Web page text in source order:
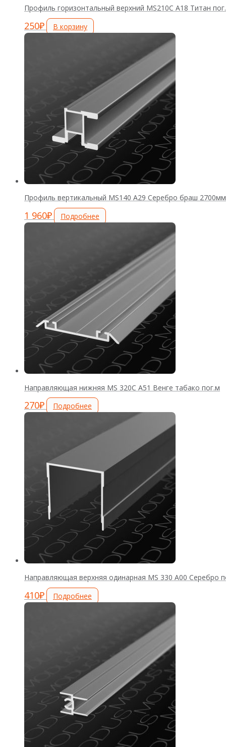
Профиль горизонтальный верхний MS210С А18 Титан
250₽ В корзину
Профиль вертикальный MS140 А29 Серебро браш 2700мм
1 960₽ Подробнее
Направляющая нижняя MS 320С А51 Венге табако пог.м
270₽ Подробнее
Направляющая верхняя одинарная MS 330 А00 Серебро
410₽ Подробнее